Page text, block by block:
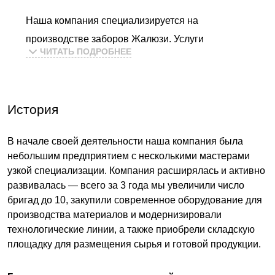
Наша компания специализируется на
производстве заборов Жалюзи. Услуги
Лазерной резки, Полимерно порошковой
Мы обладаем большим опытом деятельности на
современное оборудование для производства,
благодаря этому мы предлагаем клиентам
лучшие товары по оптимальным ценам.
Для изготовления продукции, на производстве
используется только качественное сырьё из
от импортных поставщиков и ведущих
ЧИТАТЬ ПОДРОБНЕЕ
История
В начале своей деятельности наша компания была
небольшим предприятием с несколькими мастерами
узкой специализации. Компания расширялась и активно
развивалась — всего за 3 года мы увеличили число
бригад до 10, закупили современное оборудование для
производства материалов и модернизировали
технологические линии, а также приобрели складскую
площадку для размещения сырья и готовой продукции.